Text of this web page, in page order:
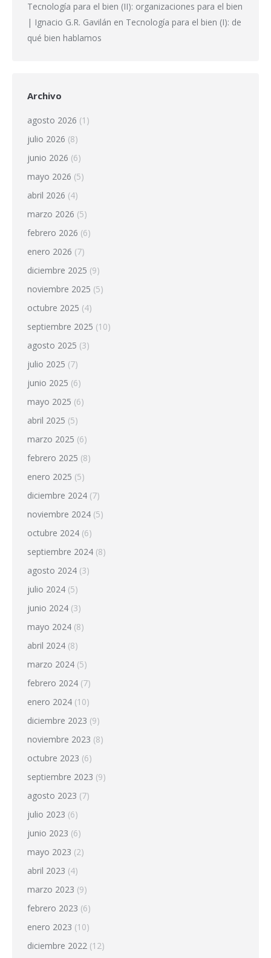
Tecnología para el bien (II): organizaciones para el bien
| Ignacio G.R. Gavilán en Tecnología para el bien (I): de
qué bien hablamos
Archivo
agosto 2026 (1)
julio 2026 (8)
junio 2026 (6)
mayo 2026 (5)
abril 2026 (4)
marzo 2026 (5)
febrero 2026 (6)
enero 2026 (7)
diciembre 2025 (9)
noviembre 2025 (5)
octubre 2025 (4)
septiembre 2025 (10)
agosto 2025 (3)
julio 2025 (7)
junio 2025 (6)
mayo 2025 (6)
abril 2025 (5)
marzo 2025 (6)
febrero 2025 (8)
enero 2025 (5)
diciembre 2024 (7)
noviembre 2024 (5)
octubre 2024 (6)
septiembre 2024 (8)
agosto 2024 (3)
julio 2024 (5)
junio 2024 (3)
mayo 2024 (8)
abril 2024 (8)
marzo 2024 (5)
febrero 2024 (7)
enero 2024 (10)
diciembre 2023 (9)
noviembre 2023 (8)
octubre 2023 (6)
septiembre 2023 (9)
agosto 2023 (7)
julio 2023 (6)
junio 2023 (6)
mayo 2023 (2)
abril 2023 (4)
marzo 2023 (9)
febrero 2023 (6)
enero 2023 (10)
diciembre 2022 (12)